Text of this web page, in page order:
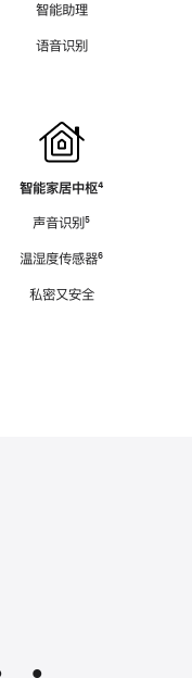
智能助理
语音识别
智能家居中枢脚
⁴
声音识别脚
⁵
温湿度传感器脚
⁶
私密又安全